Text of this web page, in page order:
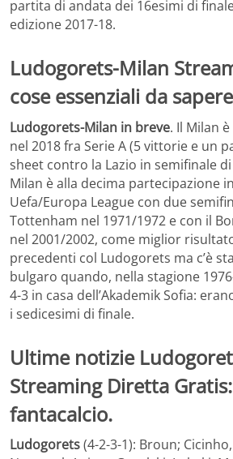
partita di andata dei 16esimi di
edizione 2017-18.
Ludogorets-Milan
cose essenziali da
Ludogorets-Milan in breve. Il Milan
nel 2018 fra Serie A (5 vittorie e un
sheet contro la Lazio in semifinale
Milan è alla decima partecipazione
Uefa/Europa League con due
Tottenham nel 1971/1972 e con il
nel 2001/2002, come miglior
precedenti col Ludogorets ma c’è
bulgaro quando, nella stagione
4-3 in casa dell’Akademik Sofia:
i sedicesimi di finale.
Ultime notizie
Streaming Diretta
fantacalcio.
Ludogorets(4-2-3-1): Broun;